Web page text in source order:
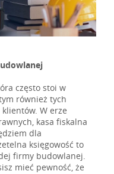
często stoi w
również tych
W erze
kasa fiskalna
dla
księgowość to
firmy budowlanej.
mieć pewność, że